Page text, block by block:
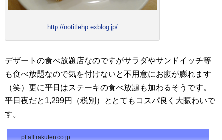
http://notitlehp.exblog.jp/
デザートの食べ放題店なのですがサラダやサンドイッチ等
も食べ放題なので気を付けないと不用意にお腹が膨れます
（笑）更に平日はステーキの食べ放題も加わるそうです。
平日夜だと1,299円（税別）ととてもコスパ良く大賑わいで
す。
pt.afl.rakuten.co.jp